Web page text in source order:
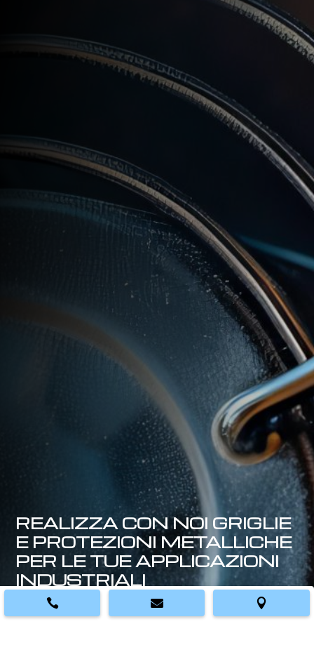
REALIZZA CON NOI GRIGLIE
E PROTEZIONI METALLICHE
PER LE TUE APPLICAZIONI
INDUSTRIALI
Contattaci e richiedi un preventivo
  